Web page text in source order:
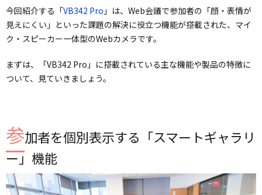
今回紹介する「VB342 Pro 」は、Web会議で参加者の「顔・表情が
見えにくい」といった課題の解決に役立つ機能が搭載された、マイ
ク・スピーカー一体型のWebカメラです。
まずは、「VB342 Pro」に搭載されている主な機能や製品の特徴に
ついて、見ていきましょう。
参加者を個別表示する「スマートギャラリ
ー」機能